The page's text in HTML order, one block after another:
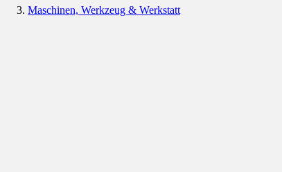
Maschinen, Werkzeug & Werkstatt